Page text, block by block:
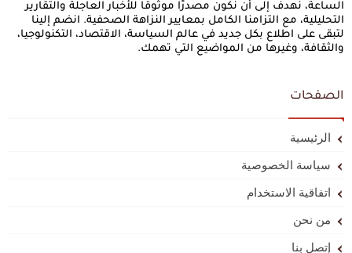
الساعة، نهدف إلى أن نكون مصدرًا موثوقًا للأخبار العاجلة والتقارير
التحليلية، مع التزامنا الكامل بمعايير النزاهة الصحفية. انضم إلينا
لتبقى على اطلاع بكل جديد في عالم السياسة، الاقتصاد، التكنولوجيا،
والثقافة، وغيرها من المواضيع التي تهمك.
الصفحات
الرئيسية
سياسة الخصوصية
اتفاقية الاستخدام
من نحن
إتصل بنا